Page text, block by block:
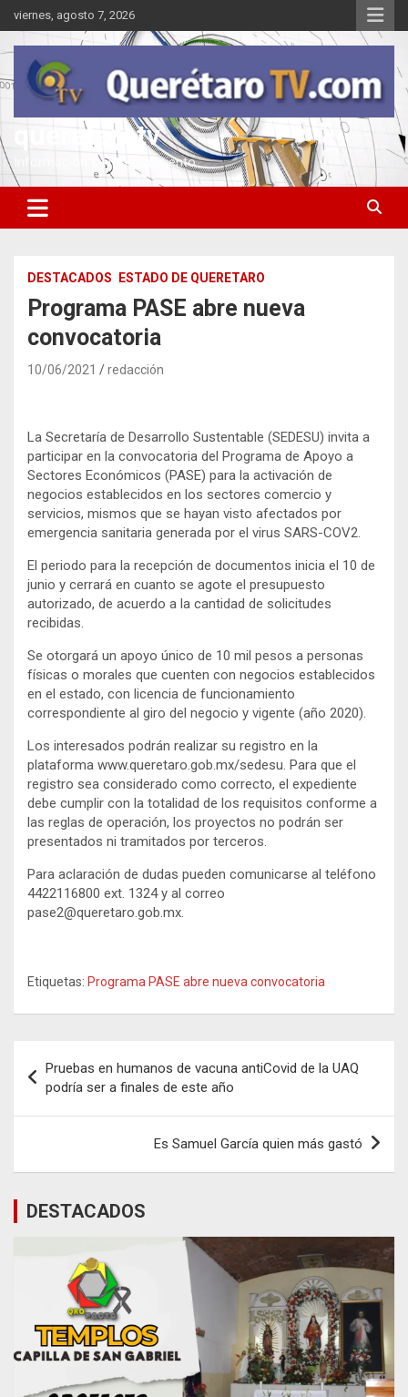
Saltar
al
contenido
viernes, agosto 7, 2026
queretarotv
Información y entretenimiento
DESTACADOS ESTADO DE QUERETARO
Programa PASE abre nueva
convocatoria
10/06/2021 redacción
La Secretaría de Desarrollo Sustentable (SEDESU) invita a
participar en la convocatoria del Programa de Apoyo a
Sectores Económicos (PASE) para la activación de
negocios establecidos en los sectores comercio y
servicios, mismos que se hayan visto afectados por
emergencia sanitaria generada por el virus SARS-COV2.
El periodo para la recepción de documentos inicia el 10 de
junio y cerrará en cuanto se agote el presupuesto
autorizado, de acuerdo a la cantidad de solicitudes
recibidas.
Se otorgará un apoyo único de 10 mil pesos a personas
físicas o morales que cuenten con negocios establecidos
en el estado, con licencia de funcionamiento
correspondiente al giro del negocio y vigente (año 2020).
Los interesados podrán realizar su registro en la
plataforma www.queretaro.gob.mx/sedesu. Para que el
registro sea considerado como correcto, el expediente
debe cumplir con la totalidad de los requisitos conforme a
las reglas de operación, los proyectos no podrán ser
presentados ni tramitados por terceros.
Para aclaración de dudas pueden comunicarse al teléfono
4422116800 ext. 1324 y al correo
pase2@queretaro.gob.mx.
Etiquetas: Programa PASE abre nueva convocatoria
de
entradas
Pruebas en humanos de vacuna antiCovid de la UAQ
podría ser a finales de este año
Es Samuel García quien más gastó
DESTACADOS